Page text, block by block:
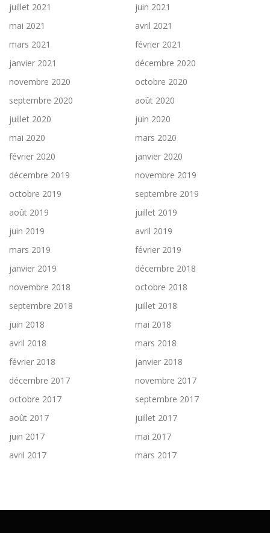
juillet 2021
juin 2021
mai 2021
avril 2021
mars 2021
février 2021
janvier 2021
décembre 2020
novembre 2020
octobre 2020
septembre 2020
août 2020
juillet 2020
juin 2020
mai 2020
mars 2020
février 2020
janvier 2020
décembre 2019
novembre 2019
octobre 2019
septembre 2019
août 2019
juillet 2019
juin 2019
avril 2019
mars 2019
février 2019
janvier 2019
décembre 2018
novembre 2018
octobre 2018
septembre 2018
juillet 2018
juin 2018
mai 2018
avril 2018
mars 2018
février 2018
janvier 2018
décembre 2017
novembre 2017
octobre 2017
septembre 2017
août 2017
juillet 2017
juin 2017
mai 2017
avril 2017
mars 2017